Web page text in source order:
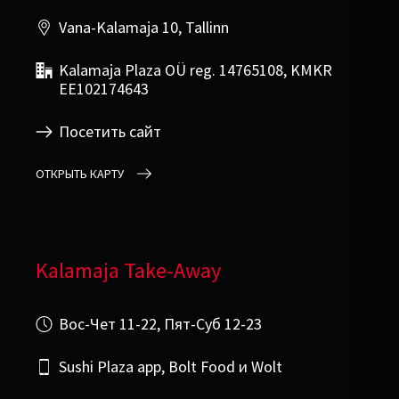
Vana-Kalamaja 10, Tallinn
Kalamaja Plaza OÜ reg. 14765108, KMKR
EE102174643
Посетить сайт
ОТКРЫТЬ КАРТУ
Kalamaja Take-Away
Вос-Чет 11-22, Пят-Суб 12-23
Sushi Plaza app, Bolt Food и Wolt